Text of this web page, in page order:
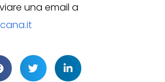
una email a